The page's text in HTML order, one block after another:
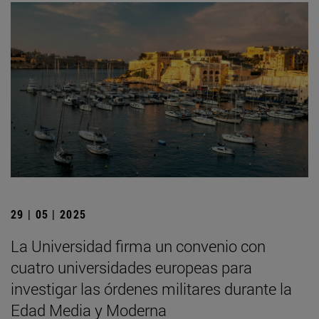
29 | 05 | 2025
La Universidad firma un convenio con
cuatro universidades europeas para
investigar las órdenes militares durante la
Edad Media y Moderna